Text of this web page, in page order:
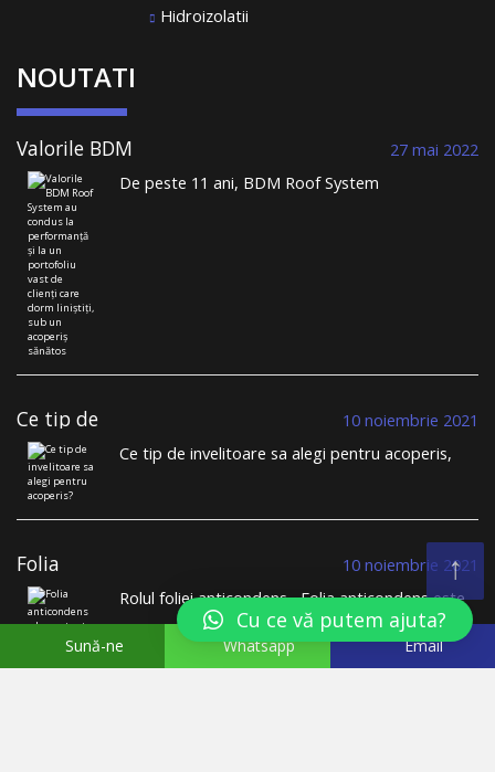
Hidroizolatii
NOUTATI
Valorile BDM
Roof System au
condus la
performanță și la
un portofoliu
vast de clienți
care dorm
liniștiți, sub un
acoperiș sănătos
27 mai 2022
De peste 11 ani, BDM Roof System
Ce tip de
invelitoare sa
alegi pentru
acoperis?
10 noiembrie 2021
Ce tip de invelitoare sa alegi pentru acoperis,
cand iti planificai schimbarea invelitorii vechi, ai
trecut prin provocarea alegerii sistemului de
Continuă să citești→
Folia
anticondens –
Importanta, rol,
parametri de
performanta
10 noiembrie 2021
Rolul foliei anticondens Folia anticondens este
o componenta esentiala pentru sistemele de
invelitoare. Constatam ca in procesul de selectie
a ofertelor pentru sistemul de acoperis clientii
Sună-ne Whatsapp Email
↑
Cu ce vă putem ajuta?